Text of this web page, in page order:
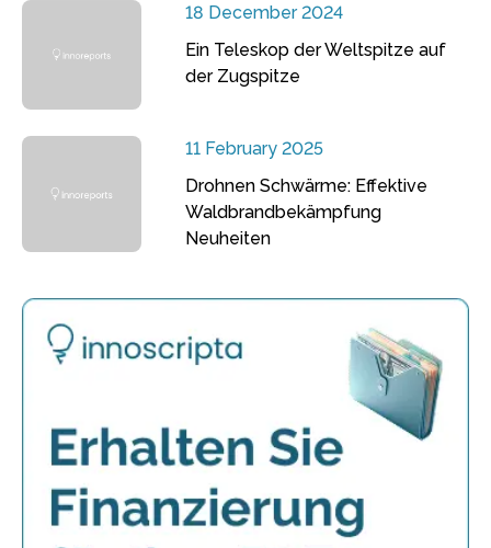
18 December 2024
Ein Teleskop der Weltspitze auf
der Zugspitze
11 February 2025
Drohnen Schwärme: Effektive
Waldbrandbekämpfung
Neuheiten